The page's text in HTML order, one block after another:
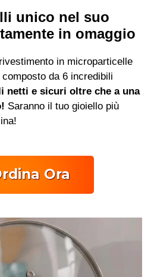
unico nel suo
in omaggio
in microparticelle
da 6 incredibili
netti e sicuri oltre che a una
Saranno il tuo gioiello più
Ora